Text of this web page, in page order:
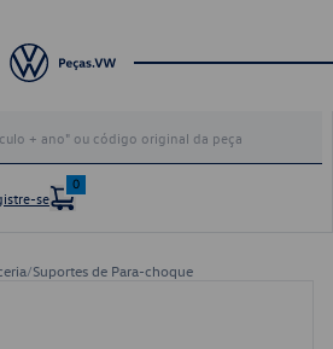
se
0
/Suportes de Para-choque